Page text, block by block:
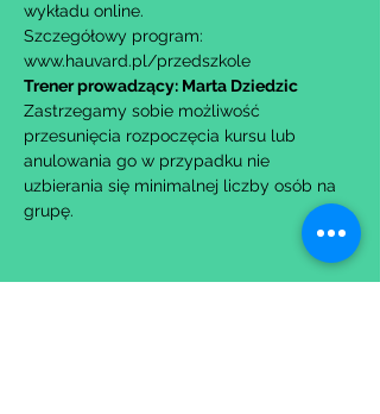
wykładu online.
Szczegółowy program:
www.hauvard.pl/przedszkole
Trener prowadzący: Marta Dziedzic
Zastrzegamy sobie możliwość
przesunięcia rozpoczęcia kursu lub
anulowania go w przypadku nie
uzbierania się minimalnej liczby osób na
grupę.